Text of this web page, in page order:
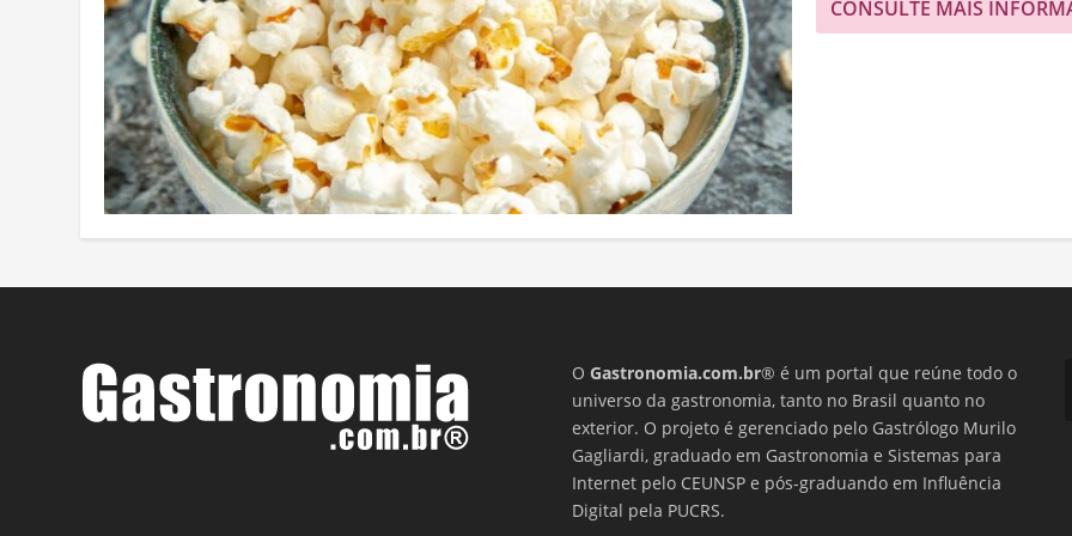
CONSULTE MAIS
OGastronomia.com.br® é um portal que reúne todo o
universo da gastronomia, tanto no Brasil quanto no
exterior. O projeto é gerenciado pelo Gastrólogo Murilo
Gagliardi, graduado em Gastronomia e Sistemas para
Internet pelo CEUNSP e pós-graduando em Influência
Digital pela PUCRS.